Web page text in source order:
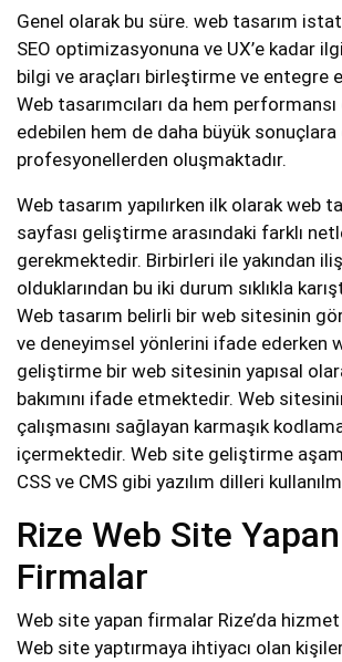
Genel olarak bu süre. web tasarım
SEO optimizasyonuna ve UX’e kadar
bilgi ve araçları birleştirme ve entegre
Web tasarımcıları da hem
edebilen hem de daha büyük
profesyonellerden oluşmaktadır.
Web tasarım yapılırken ilk olarak web
sayfası geliştirme arasındaki farklı
gerekmektedir. Birbirleri ile yakından
olduklarından bu iki durum sıklıkla
Web tasarım belirli bir web sitesinin
ve deneyimsel yönlerini ifade ederken
geliştirme bir web sitesinin yapısal
bakımını ifade etmektedir. Web
çalışmasını sağlayan karmaşık
içermektedir. Web site geliştirme
CSS ve CMS gibi yazılım dilleri
Rize Web Site Yapan
Firmalar
Web site yapan firmalar Rize’da
Web site yaptırmaya ihtiyacı olan